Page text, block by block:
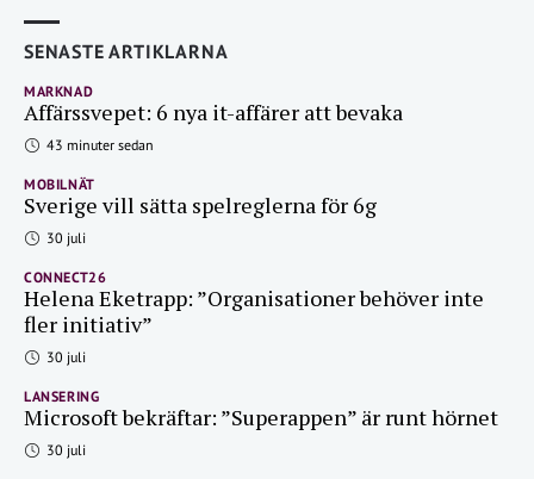
SENASTE ARTIKLARNA
MARKNAD
Affärssvepet: 6 nya it-affärer att bevaka
43 minuter sedan
MOBILNÄT
Sverige vill sätta spelreglerna för 6g
30 juli
CONNECT26
Helena Eketrapp: ”Organisationer behöver inte
fler initiativ”
30 juli
LANSERING
Microsoft bekräftar: ”Superappen” är runt hörnet
30 juli